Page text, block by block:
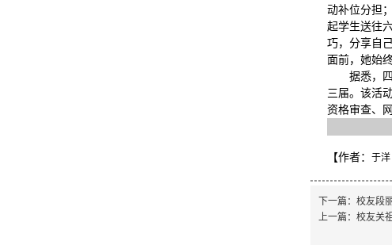
动补位分担
起学生送往
巧，分享自
面前，她始
据悉，
三届。该活
资格审查、
【作者： 于洋
下一篇： 校友段
上一篇： 校友关